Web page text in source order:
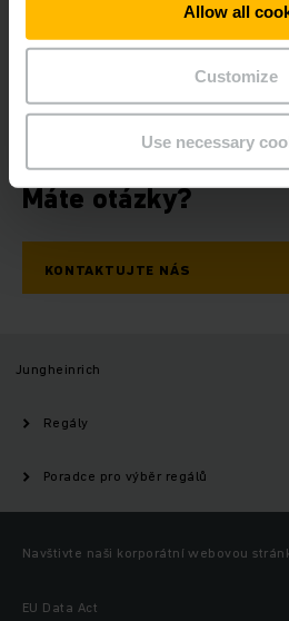
Allow all
Customize
Use necessary
Máte otázky?
KONTAKTUJTE NÁS
Jungheinrich
Regály
Poradce pro výběr regálů
Navštivte naši korporátní webovou
EU Data Act